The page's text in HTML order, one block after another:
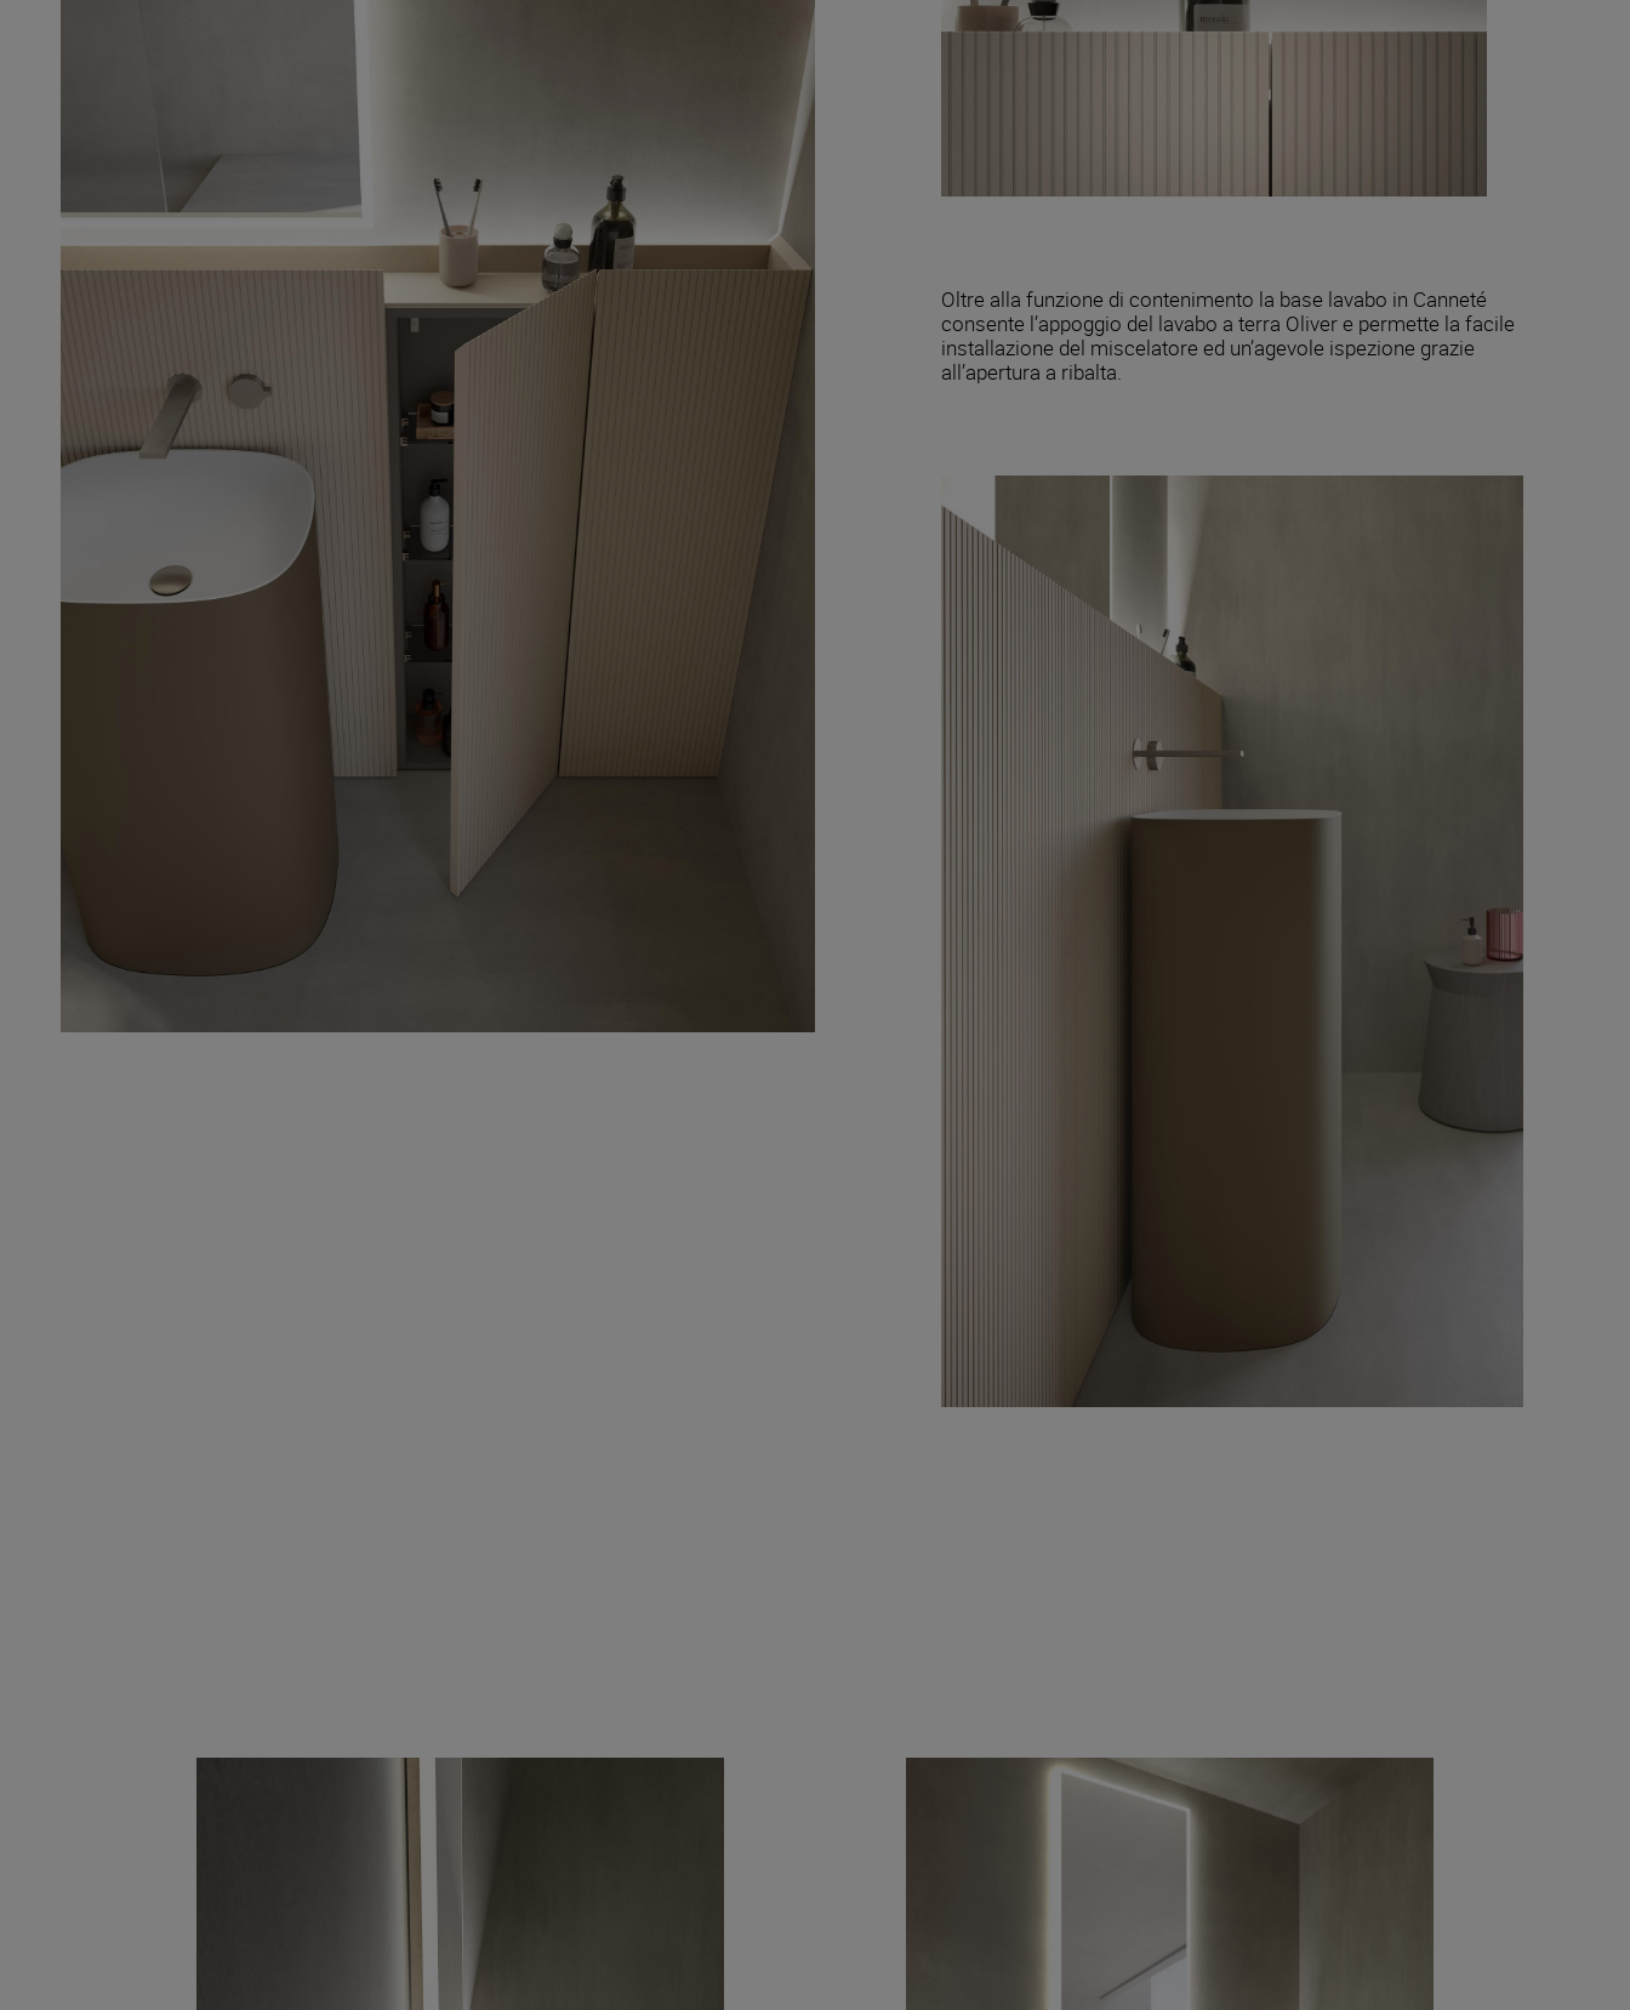
Oltre alla funzione di contenimento la base lavabo in Canneté
consente l’appoggio del lavabo a terra Oliver e permette la facile
installazione del miscelatore ed un’agevole ispezione grazie
all’apertura a ribalta.